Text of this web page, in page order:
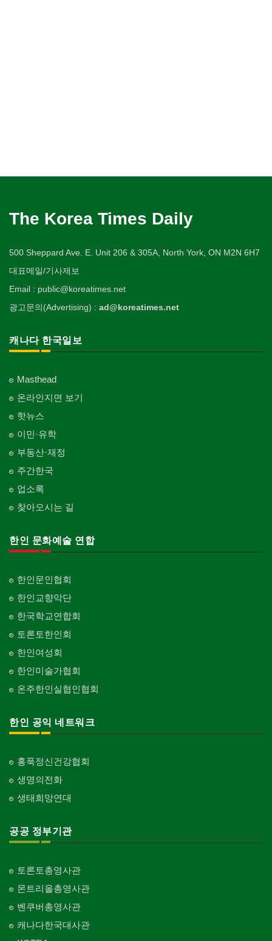
The Korea Times Daily
500 Sheppard Ave. E. Unit 206 & 305A, North York, ON M2N 6H7
대표메일/기사제보
Email : public@koreatimes.net
광고문의(Advertising) : ad@koreatimes.net
캐나다 한국일보
Masthead
온라인지면 보기
핫뉴스
이민·유학
부동산·재정
주간한국
업소록
찾아오시는 길
한인 문화예술 연합
한인문인협회
한인교향악단
한국학교연합회
토론토한인회
한인여성회
한인미술가협회
온주한인실협인협회
한인 공익 네트워크
홍푹정신건강협회
생명의전화
생태희망연대
공공 정부기관
토론토총영사관
몬트리올총영사관
벤쿠버총영사관
캐나다한국대사관